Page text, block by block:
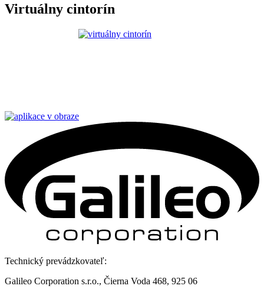
Virtuálny cintorín
Technický prevádzkovateľ:
Galileo Corporation s.r.o., Čierna Voda 468, 925 06